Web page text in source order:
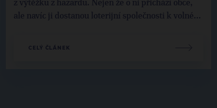
z výtěžku z hazardu. Nejen že o ni přichází obce,
ale navíc ji dostanou loterijní společnosti k volné...
CELÝ ČLÁNEK